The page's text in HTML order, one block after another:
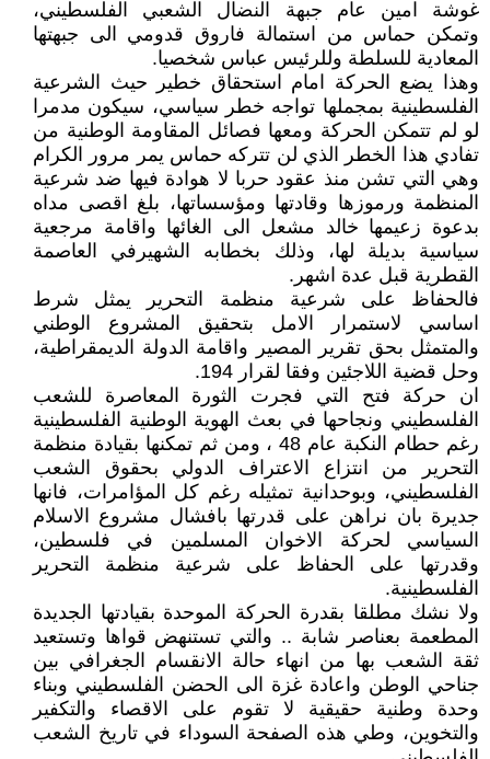
غوشة امين عام جبهة النضال الشعبي الفلسطيني،
وتمكن حماس من استمالة فاروق قدومي الى جبهتها
المعادية للسلطة وللرئيس عباس شخصيا.
وهذا يضع الحركة امام استحقاق خطير حيث الشرعية
الفلسطينية بمجملها تواجه خطر سياسي، سيكون مدمرا
لو لم تتمكن الحركة ومعها فصائل المقاومة الوطنية من
تفادي هذا الخطر الذي لن تتركه حماس يمر مرور الكرام
وهي التي تشن منذ عقود حربا لا هوادة فيها ضد شرعية
المنظمة ورموزها وقادتها ومؤسساتها، بلغ اقصى مداه
بدعوة زعيمها خالد مشعل الى الغائها واقامة مرجعية
سياسية بديلة لها، وذلك بخطابه الشهيرفي العاصمة
القطرية قبل عدة اشهر.
فالحفاظ على شرعية منظمة التحرير يمثل شرط
اساسي لاستمرار الامل بتحقيق المشروع الوطني
والمتمثل بحق تقرير المصير واقامة الدولة الديمقراطية،
وحل قضية اللاجئين وفقا لقرار 194.
ان حركة فتح التي فجرت الثورة المعاصرة للشعب
الفلسطيني ونجاحها في بعث الهوية الوطنية الفلسطينية
رغم حطام النكبة عام 48 ، ومن ثم تمكنها بقيادة منظمة
التحرير من انتزاع الاعتراف الدولي بحقوق الشعب
الفلسطيني، وبوحدانية تمثيله رغم كل المؤامرات، فانها
جديرة بان نراهن على قدرتها بافشال مشروع الاسلام
السياسي لحركة الاخوان المسلمين في فلسطين،
وقدرتها على الحفاظ على شرعية منظمة التحرير
الفلسطينية.
ولا نشك مطلقا بقدرة الحركة الموحدة بقيادتها الجديدة
المطعمة بعناصر شابة .. والتي تستنهض قواها وتستعيد
ثقة الشعب بها من انهاء حالة الانقسام الجغرافي بين
جناحي الوطن واعادة غزة الى الحضن الفلسطيني وبناء
وحدة وطنية حقيقية لا تقوم على الاقصاء والتكفير
والتخوين، وطي هذه الصفحة السوداء في تاريخ الشعب